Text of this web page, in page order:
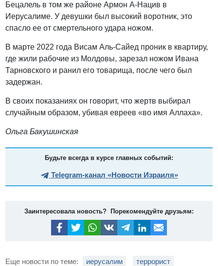
Бецалель в том же районе Армон А-Нацив в
Иерусалиме. У девушки был высокий воротник, это
спасло ее от смертельного удара ножом.
В марте 2022 года Висам Аль-Сайед проник в квартиру,
где жили рабочие из Молдовы, зарезал ножом Ивана
Тарновского и ранил его товарища, после чего был
задержан.
В своих показаниях он говорит, что жертв выбирал
случайным образом, убивая евреев «во имя Аллаха».
Ольга Бакушинская
Будьте всегда в курсе главных событий:
Telegram-канал «Новости Израиля»
Заинтересовала новость? Порекомендуйте друзьям:
Еще новости по теме: иерусалим террорист